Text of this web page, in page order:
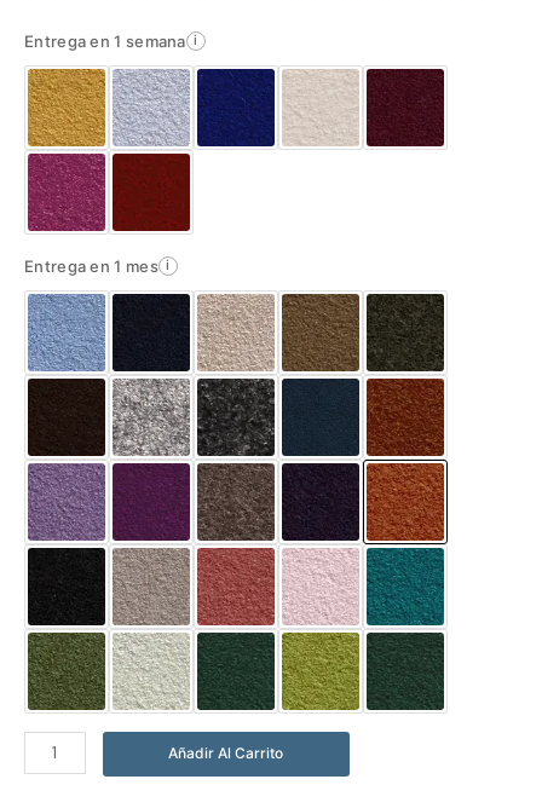
Entrega en 1 semana i
Entrega en 1 mes i
Abrigo
Solene
Añadir Al Carrito